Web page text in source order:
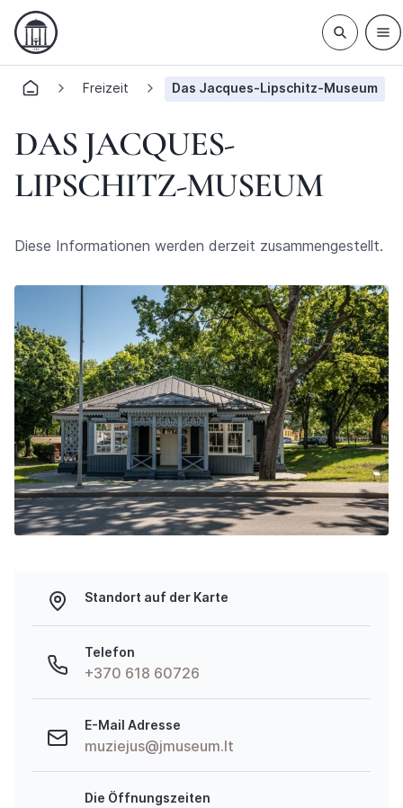
Freizeit Das Jacques-Lipschitz-Museum
DAS JACQUES-
LIPSCHITZ-MUSEUM
Diese Informationen werden derzeit zusammengestellt.
Standort auf der Karte
Telefon
+370 618 60726
E-Mail Adresse
muziejus@jmuseum.lt
Die Öffnungszeiten